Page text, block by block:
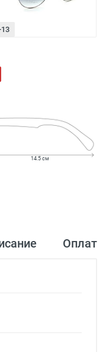
14.5 см
Оплата